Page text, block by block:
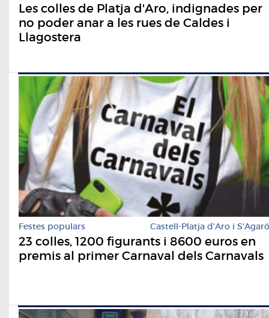
Les colles de Platja d'Aro, indignades per
no poder anar a les rues de Caldes i
Llagostera
Festes populars Castell-Platja d'Aro i S'Agaró
23 colles, 1200 figurants i 8600 euros en
premis al primer Carnaval dels Carnavals